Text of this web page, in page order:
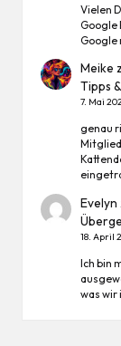
Vielen
Google
Google
Meike
Tipps
7. Mai
genau
Evelyn
18. April
Ich bin
was wir